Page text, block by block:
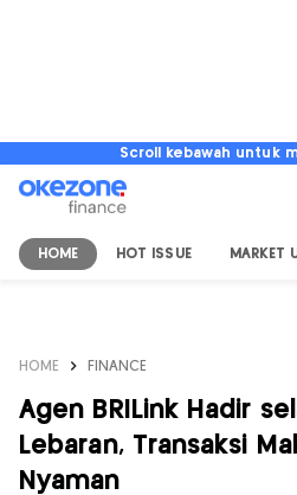
Scroll kebawah untuk
HOME HOT ISSUE MARKET
HOME FINANCE
Agen BRILink Hadir
Lebaran, Transaksi
Nyaman